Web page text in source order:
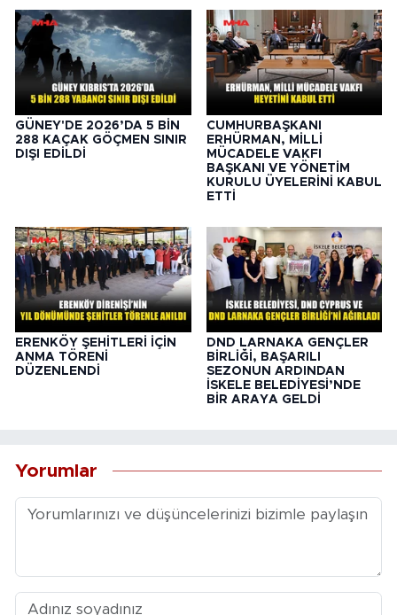
GÜNEY'DE 2026’DA 5 BİN
288 KAÇAK GÖÇMEN SINIR
DIŞI EDİLDİ
CUMHURBAŞKANI
ERHÜRMAN, MİLLİ
MÜCADELE VAKFI
BAŞKANI VE YÖNETİM
KURULU ÜYELERİNİ KABUL
ETTİ
ERENKÖY ŞEHİTLERİ İÇİN
ANMA TÖRENİ
DÜZENLENDİ
DND LARNAKA GENÇLER
BİRLİĞİ, BAŞARILI
SEZONUN ARDINDAN
İSKELE BELEDİYESİ’NDE
BİR ARAYA GELDİ
Yorumlar